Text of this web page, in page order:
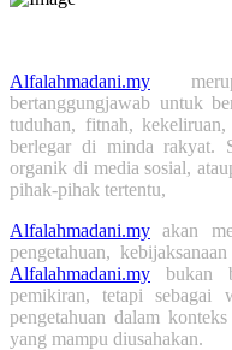
Alfalahmadani.my
bertanggungjawab untuk
tuduhan, fitnah,
berlegar di minda rakyat.
organik di media sosial,
pihak-pihak tertentu,
Alfalahmadani.my akan
pengetahuan,
Alfalahmadani.my bukan
pemikiran, tetapi sebagai
pengetahuan dalam
yang mampu diusahakan.